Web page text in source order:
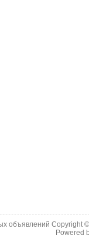
объявлений Copyright
Powered